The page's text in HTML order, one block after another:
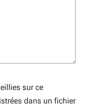
sur ce
dans un fichier